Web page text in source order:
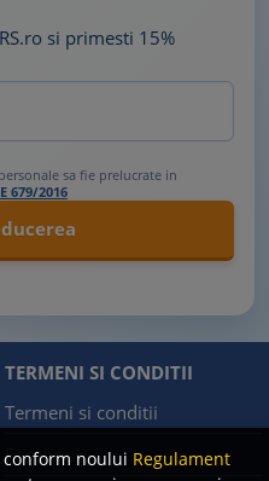
conform noului Regulament
si primesti 15%
sa fie prelucrate in
679/2016
TERMENI SI CONDITII
Termeni si conditii
Facebook